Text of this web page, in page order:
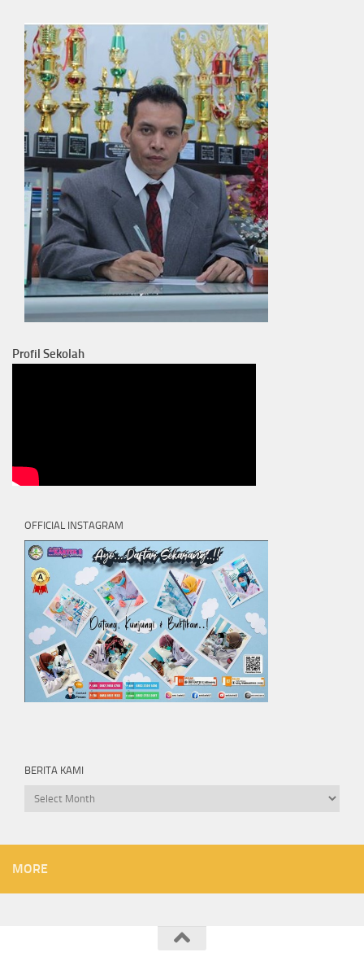
Profil Sekolah
OFFICIAL INSTAGRAM
BERITA KAMI
Berita
MORE